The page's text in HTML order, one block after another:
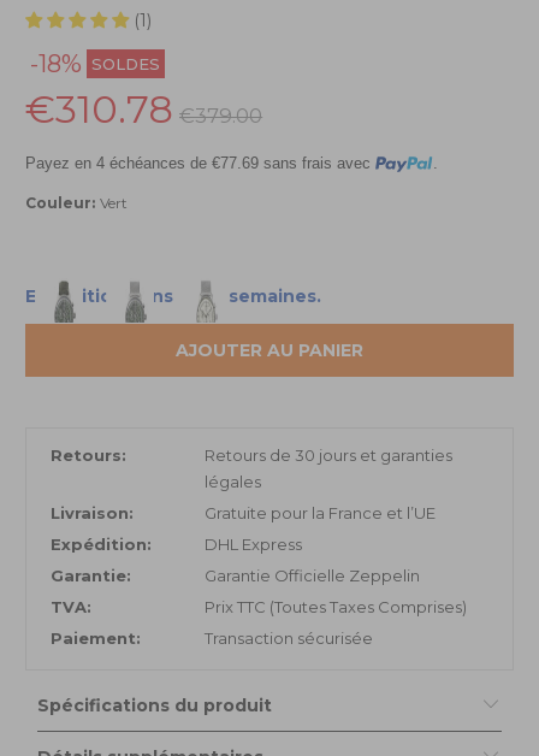
(1)
-18% SOLDES
€310.78 €379.00
Payez en 4 échéances de €77.69 sans frais avec .
Couleur: Vert
Expédition dans deux semaines.
AJOUTER AU PANIER
Retours:
Retours de 30 jours et garanties
légales
Livraison:
Gratuite pour la France et l’UE
Expédition:
DHL Express
Garantie:
Garantie Officielle Zeppelin
TVA:
Prix TTC (Toutes Taxes Comprises)
Paiement:
Transaction sécurisée
Spécifications du produit